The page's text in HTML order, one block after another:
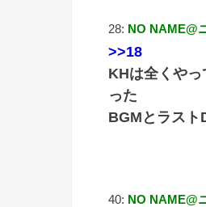
28: NO NAME@
>>18
KHは全くや
った
BGMとラスト
40: NO NAME@